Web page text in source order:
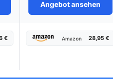
Angebot ansehen
€ Amazon 28,95 €